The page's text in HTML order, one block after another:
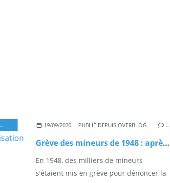
,DROIT DU TRAVAIL,PCF,CGT
19/09/2020 PUBLIÉ DEPUIS OVERBLOG …
Grève des mineurs de 1948 : après la répression, l'indemnisation
En 1948, des milliers de mineurs
s'étaient mis en grève pour dénoncer la